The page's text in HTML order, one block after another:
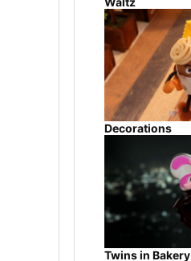
Decorations
Twins in Bakery